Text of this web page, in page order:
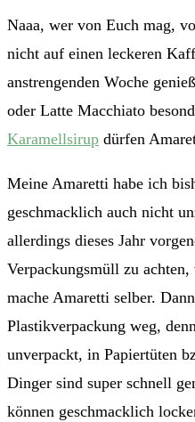
Naaa, wer von Euch mag,
nicht auf einen leckeren
anstrengenden Woche
oder Latte Macchiato
Karamellsirup dürfen
Meine Amaretti habe ich
geschmacklich auch nicht
allerdings dieses Jahr
Verpackungsmüll zu
mache Amaretti selber.
Plastikverpackung weg,
unverpackt, in Papiertüten
Dinger sind super schnell
können geschmacklich